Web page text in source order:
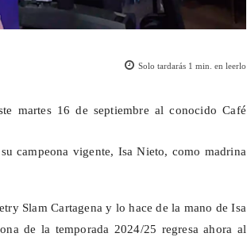
Solo tardarás 1 min. en leerlo
martes 16 de septiembre al conocido Café
campeona vigente, Isa Nieto, como madrina
SlamCartagena y lo hace de la mano de Isa
de la temporada 2024/25 regresa ahora al